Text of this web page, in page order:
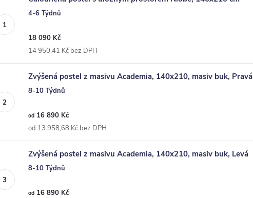
4-6 Týdnů
18 090 Kč
14 950,41 Kč bez DPH
Zvýšená postel z masivu Academia, 140x210, masiv buk, Pravá
8-10 Týdnů
od 16 890 Kč
od 13 958,68 Kč bez DPH
Zvýšená postel z masivu Academia, 140x210, masiv buk, Levá
8-10 Týdnů
od 16 890 Kč